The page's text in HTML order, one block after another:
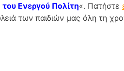
Ενεργού Πολίτη«. Πατήστε
των παιδιών μας όλη τη